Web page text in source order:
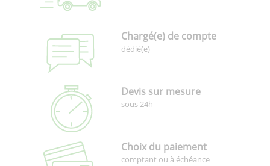
Chargé(e) de compte
dédié(e)
Devis sur mesure
sous 24h
Choix du paiement
comptant ou à échéance